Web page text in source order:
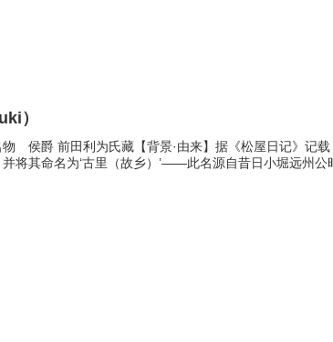
）
侯爵 前田利为氏藏【背景·由来】据《松屋日记》记载
将其命名为‘古里（故乡）’——此名源自昔日小堀远州公